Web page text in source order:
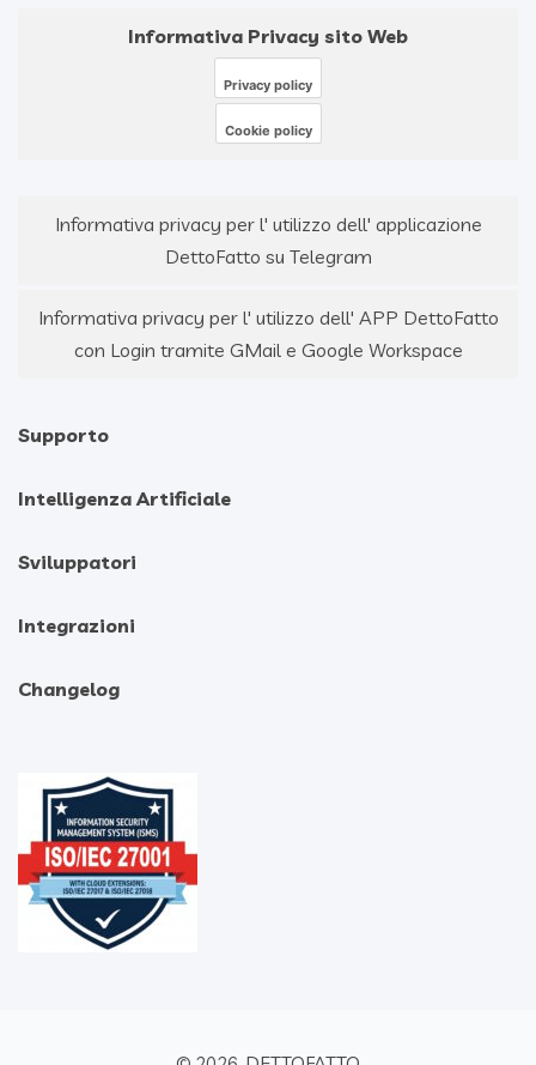
Informativa Privacy sito Web
Privacy policy
Cookie policy
Informativa privacy per l' utilizzo dell' applicazione
DettoFatto su Telegram
Informativa privacy per l' utilizzo dell' APP DettoFatto
con Login tramite GMail e Google Workspace
Supporto
Intelligenza Artificiale
Sviluppatori
Integrazioni
Changelog